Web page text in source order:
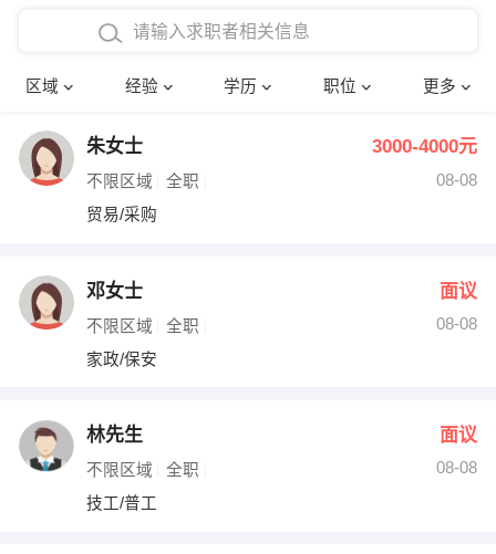
区域 经验 学历 职位 更多
在校学生工作经验
四年以上工作经验
五年以上工作经验
博士
文员 护士
财务会计
网络IT
收银员
水电/机修
确定
朱女士 3000-4000元
不限区域 全职
08-08
贸易/采购
邓女士 面议
不限区域 全职
08-08
家政/保安
林先生 面议
不限区域 全职
08-08
技工/普工